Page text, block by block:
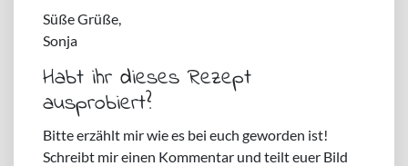
Süße Grüße,
Sonja
Habt ihr dieses Rezept
ausprobiert?
Bitte erzählt mir wie es bei euch geworden ist!
Schreibt mir einen Kommentar und teilt euer Bild